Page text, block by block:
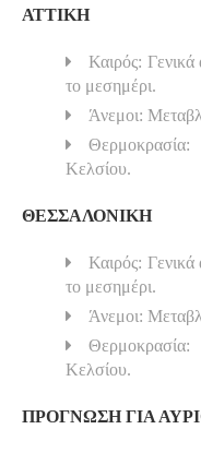
ΑΤΤΙΚΗ
Καιρός: Γενικά
το μεσημέρι.
Άνεμοι:
Κελσίου.
ΘΕΣΣΑΛΟΝΙΚΗ
Καιρός: Γενικά
το μεσημέρι.
Άνεμοι:
Κελσίου.
ΠΡΟΓΝΩΣΗ ΓΙΑ